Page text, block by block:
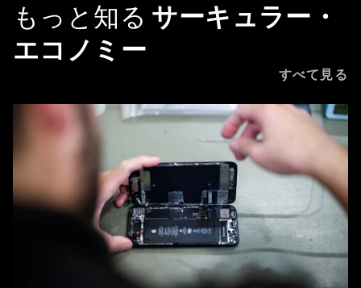
もっと知る サーキュラー・
エコノミー
すべて見る